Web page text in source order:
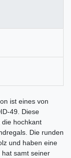
ist eines von
49. Diese
die hochkant
Die runden
und haben eine
samt seiner